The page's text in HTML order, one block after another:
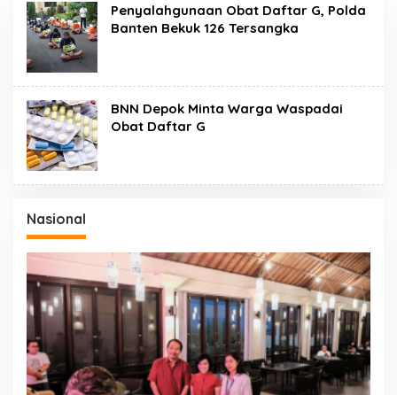
Penyalahgunaan Obat Daftar G, Polda
Banten Bekuk 126 Tersangka
BNN Depok Minta Warga Waspadai
Obat Daftar G
Nasional